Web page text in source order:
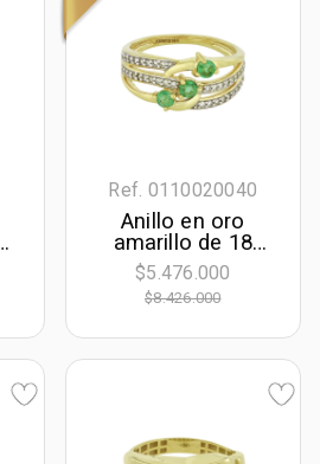
Ref. 0110020040
Anillo en oro
amarillo de 18
Kilates, con 3
esmeraldas
centrales de 0.30
$5.476.000
$8.426.000